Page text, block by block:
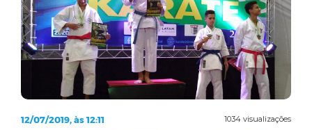
1034 visualizações
12/07/2019, às 12:11